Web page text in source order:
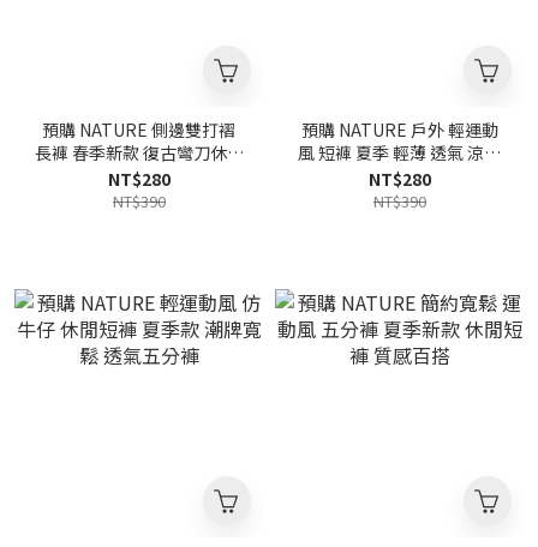
預購 NATURE 側邊雙打褶
長褲 春季新款 復古彎刀休閒
褲 寬鬆 質感
NT$280
NT$390
預購 NATURE 戶外 輕運動
風 短褲 夏季 輕薄 透氣 涼感
開叉 休閒五分褲
NT$280
NT$390